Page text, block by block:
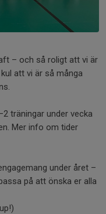
– och så roligt att vi är
att vi är så många
träningar under vecka
Mer info om tider
under året –
på att önska er alla